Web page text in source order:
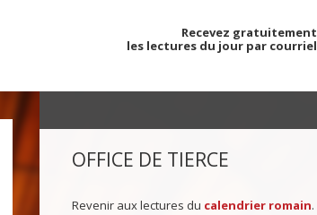
Recevez gratuitement
les lectures du jour par courriel
OFFICE DE TIERCE
Revenir aux lectures du calendrier romain.